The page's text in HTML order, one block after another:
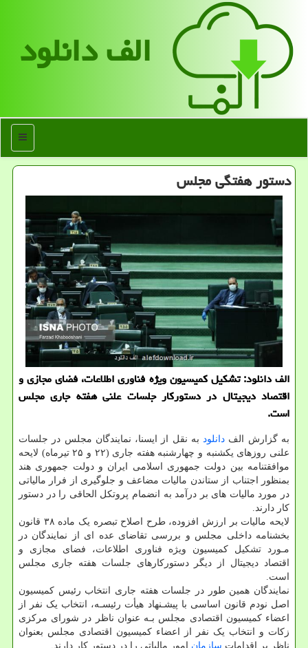
الف دانلود
منو
دستور هفتگی مجلس
الف دانلود: تشكیل كمیسیون ویژه فناوری اطلاعات، فضای مجازی و
اقتصاد دیجیتال در دستوركار جلسات علنی هفته جاری مجلس
است.
به گزارش الف دانلودبه نقل از ایسنا، نمایندگان مجلس در جلسات
علنی روزهای یکشنبه و چهارشنبه هفته جاری (۲۲ و ۲۵ تیرماه) لایحه
موافقتنامه بین دولت جمهوری اسلامی ایران و دولت جمهوری هند
بمنظور اجتناب از ستاندن مالیات مضاعف و جلوگیری از فرار مالیاتی
در مورد مالیات های بر درآمد به انضمام پروتکل الحاقی را در دستور
کار دارند.
لایحه مالیات بر ارزش افزوده، طرح اصلاح تبصره یک ماده ۳۸ قانون
بخشنامه داخلی مجلس و بررسی تقاضای عده ای از نمایندگان در
مـورد تشکیل کمیسیون ویژه فناوری اطلاعات، فضای مجازی و
اقتصاد دیجیتال از دیگر دستورکارهای جلسات هفته جاری مجلس
است.
نمایندگان همین طور در جلسات هفته جاری انتخاب رئیس کمیسیون
اصل نودم قانون اساسی با پیشـنهاد هیأت رئیسـه، انتخاب یک نفر از
اعضاء کمیسیون اقتصادی مجلس بـه عنوان ناظر در شورای مرکزی
زکات و انتخاب یک نفر از اعضاء کمیسیون اقتصادی مجلس بعنوان
ناظر بر اقدامات سازمان امور مالیاتی را در دستور کار دارند.